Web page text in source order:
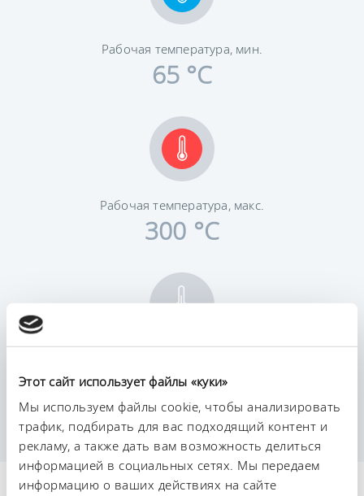
Этот сайт использует файлы «куки»
Мы используем файлы cookie, чтобы анализировать
трафик, подбирать для вас подходящий контент и
рекламу, а также дать вам возможность делиться
информацией в социальных сетях. Мы передаем
информацию о ваших действиях на сайте
Рабочая температура, мин.
65 °C
Рабочая температура, макс.
300 °C
0,01 ± K